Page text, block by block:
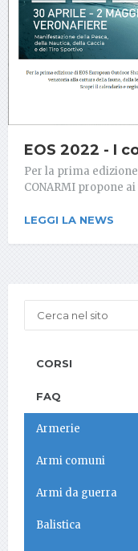
EOS 2022 - I
Per la prima
CONARMI propone
LEGGI LA NEWS
CORSI
FAQ
Armerie
Armi comuni
Armi da guerra
Balistica